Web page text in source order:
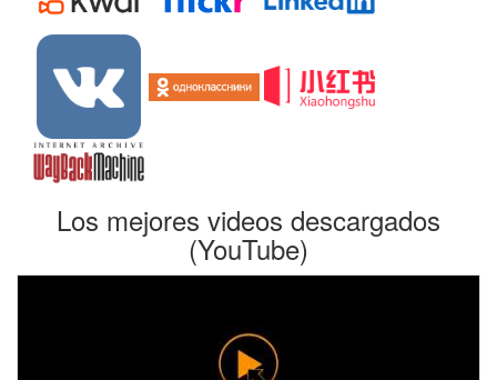
Los mejores videos descargados
(YouTube)